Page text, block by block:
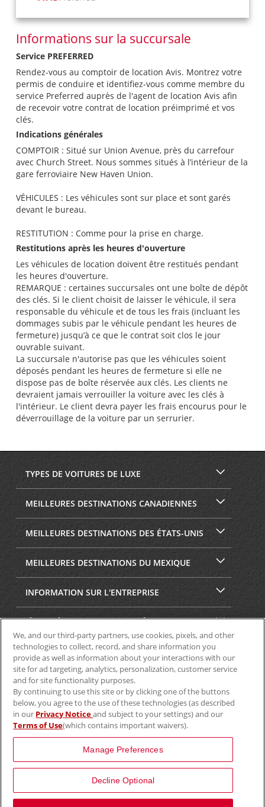
Informations sur la succursale
Service PREFERRED
Rendez-vous au comptoir de location Avis. Montrez votre
permis de conduire et identifiez-vous comme membre du
service Preferred auprès de l'agent de location Avis afin
de recevoir votre contrat de location préimprimé et vos
clés.
Indications générales
COMPTOIR : Situé sur Union Avenue, près du carrefour
avec Church Street. Nous sommes situés à l’intérieur de la
gare ferroviaire New Haven Union.
VÉHICULES : Les véhicules sont sur place et sont garés
devant le bureau.
RESTITUTION : Comme pour la prise en charge.
Restitutions après les heures d'ouverture
Les véhicules de location doivent être restitués pendant
les heures d'ouverture.
REMARQUE : certaines succursales ont une boîte de dépôt
des clés. Si le client choisit de laisser le véhicule, il sera
responsable du véhicule et de tous les frais (incluant les
dommages subis par le véhicule pendant les heures de
fermeture) jusqu’à ce que le contrat soit clos le jour
ouvrable suivant.
La succursale n'autorise pas que les véhicules soient
déposés pendant les heures de fermeture si elle ne
dispose pas de boîte réservée aux clés. Les clients ne
devraient jamais verrouiller la voiture avec les clés à
l'intérieur. Le client devra payer les frais encourus pour le
déverrouillage de la voiture par un serrurier.
TYPES DE VOITURES DE LUXE
MEILLEURES DESTINATIONS CANADIENNES
MEILLEURES DESTINATIONS DES ÉTATS-UNIS
MEILLEURES DESTINATIONS DU MEXIQUE
INFORMATION SUR L'ENTREPRISE
SÉCURITÉ ET CONFIDENTIALITÉ
We, and our third-party partners, use cookies, pixels, and other
technologies to collect, record, and share information you
provide as well as information about your interactions with our
site for ad targeting, analytics, personalization, customer service
and for site functionality purposes.
By continuing to use this site or by clicking one of the buttons
below, you agree to the use of these technologies (as described
in our Privacy Noticeand subject to your settings) and our
Terms of Use(which contains important waivers).
Manage Preferences
Decline Optional